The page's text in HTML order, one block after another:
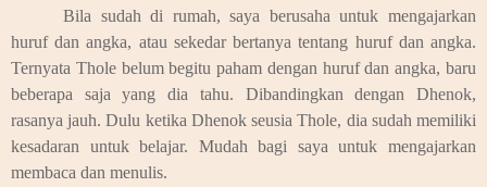
Bila sudah di rumah, saya berusaha untuk mengajarkan
huruf dan angka, atau sekedar bertanya tentang huruf dan angka.
Ternyata Thole belum begitu paham dengan huruf dan angka, baru
beberapa saja yang dia tahu. Dibandingkan dengan Dhenok,
rasanya jauh. Dulu ketika Dhenok seusia Thole, dia sudah memiliki
kesadaran untuk belajar. Mudah bagi saya untuk mengajarkan
membaca dan menulis.